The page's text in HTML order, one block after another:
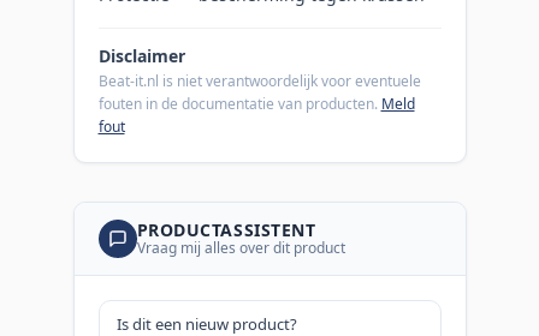
Disclaimer
Beat-it.nl is niet verantwoordelijk voor eventuele
fouten in de documentatie van producten. Meld
fout
PRODUCTASSISTENT
Vraag mij alles over dit product
Is dit een nieuw product?